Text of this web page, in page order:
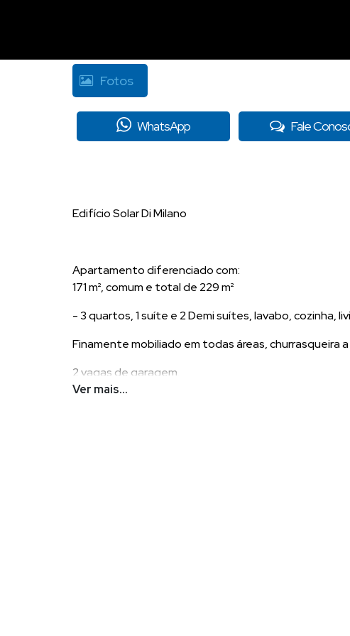
Fotos
WhatsApp Fale
Edifício Solar Di Milano
Apartamento diferenciado com:
171 m², comum e total de 229 m²
- 3 quartos, 1 suíte e 2 Demi suítes, lavabo, cozinha,
Finamente mobiliado em todas áreas, churrasqueira
2 vagas de garagem.
Ver mais...